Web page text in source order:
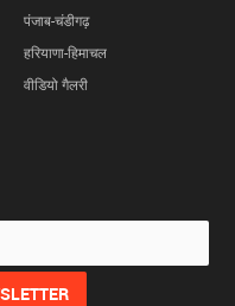
पंजाब-चंडीगढ़
हरियाणा-हिमाचल
वीडियो गैलरी